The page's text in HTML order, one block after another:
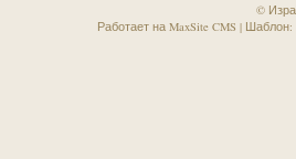
©
Работает на MaxSite CMS |